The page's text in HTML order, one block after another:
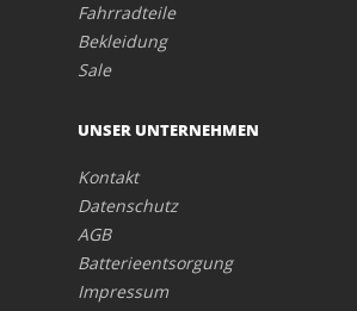
Fahrradteile
Bekleidung
Sale
UNSER UNTERNEHMEN
Kontakt
Datenschutz
AGB
Batterieentsorgung
Impressum